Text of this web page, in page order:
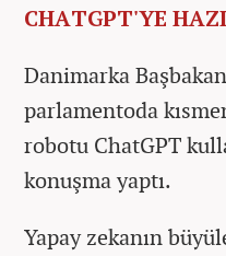
CHATGPT'YE
Danimarka
parlamentoda
robotu ChatGPT
konuşma yaptı.
Yapay zekanın